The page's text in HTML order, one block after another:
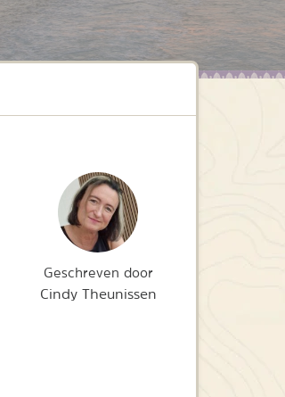
Geschreven door
Cindy Theunissen